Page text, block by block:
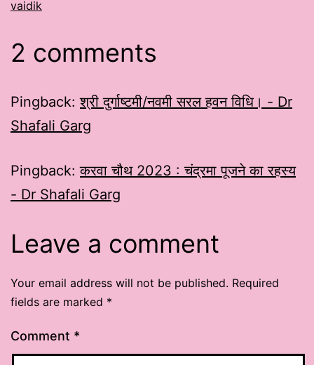
vaidik
2 comments
Pingback:श्री दुर्गाष्टमी/नवमी सरल हवन विधि। - Dr
Shafali Garg
Pingback:करवा चौथ 2023 : चंद्रमा पूजने का रहस्य
- Dr Shafali Garg
Leave a comment
Your email address will not be published. Required
fields are marked *
Comment *